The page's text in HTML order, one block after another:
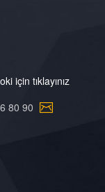
için tıklayınız
80 90